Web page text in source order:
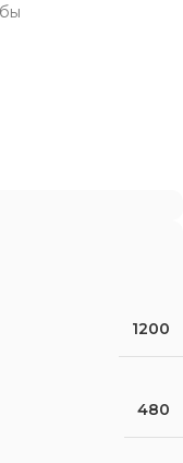
1200
480